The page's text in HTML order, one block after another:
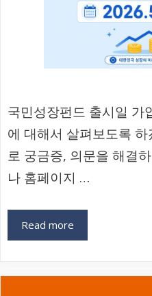
국민성장펀드 출시일 가
에 대해서 살펴보도록
로 궁금증, 의문을 해결
나 홈페이지 …
Read more